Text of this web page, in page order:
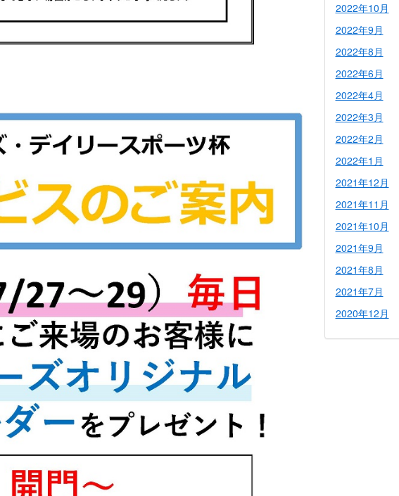
2022年10月
2022年9月
2022年8月
2022年6月
2022年4月
2022年3月
2022年2月
2022年1月
2021年12月
2021年11月
2021年10月
2021年9月
2021年8月
2021年7月
2020年12月